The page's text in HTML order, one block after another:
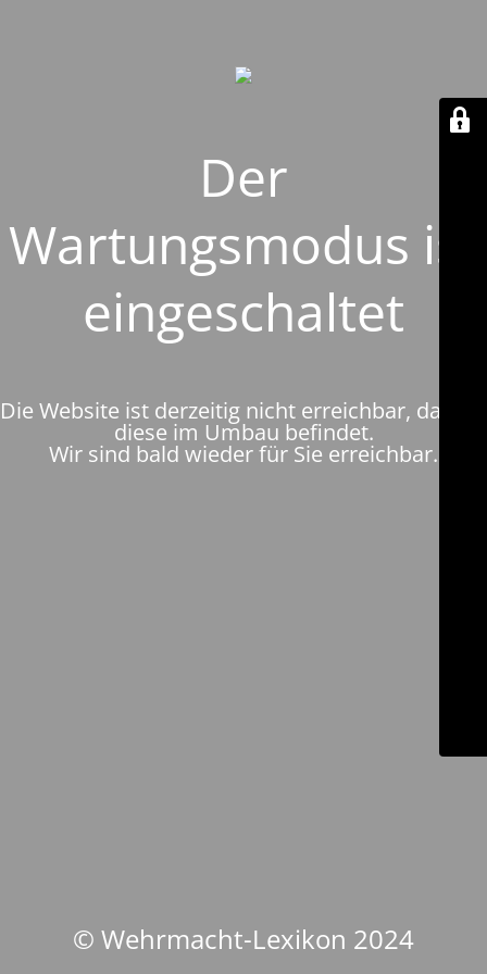
Der
Wartungsmodus ist
eingeschaltet
Die Website ist derzeitig nicht erreichbar, da sich
diese im Umbau befindet.
Wir sind bald wieder für Sie erreichbar.
© Wehrmacht-Lexikon 2024